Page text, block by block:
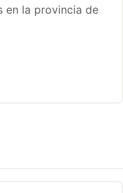
en la provincia de